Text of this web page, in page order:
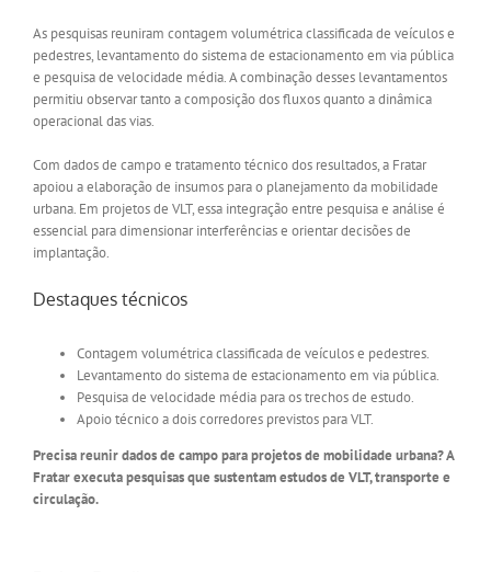
As pesquisas reuniram contagem volumétrica classificada de veículos e
pedestres, levantamento do sistema de estacionamento em via pública
e pesquisa de velocidade média. A combinação desses levantamentos
permitiu observar tanto a composição dos fluxos quanto a dinâmica
operacional das vias.
Com dados de campo e tratamento técnico dos resultados, a Fratar
apoiou a elaboração de insumos para o planejamento da mobilidade
urbana. Em projetos de VLT, essa integração entre pesquisa e análise é
essencial para dimensionar interferências e orientar decisões de
implantação.
Destaques técnicos
Contagem volumétrica classificada de veículos e pedestres.
Levantamento do sistema de estacionamento em via pública.
Pesquisa de velocidade média para os trechos de estudo.
Apoio técnico a dois corredores previstos para VLT.
Precisa reunir dados de campo para projetos de mobilidade urbana? A
Fratar executa pesquisas que sustentam estudos de VLT, transporte e
circulação.